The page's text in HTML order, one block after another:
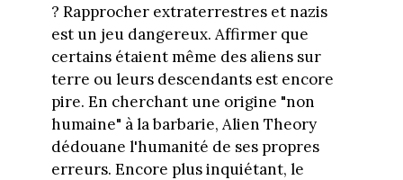
? Rapprocher extraterrestres et nazis
est un jeu dangereux. Affirmer que
certains étaient même des aliens sur
terre ou leurs descendants est encore
pire. En cherchant une origine "non
humaine" à la barbarie, Alien Theory
dédouane l'humanité de ses propres
erreurs. Encore plus inquiétant, le